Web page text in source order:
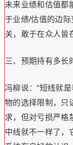
未来业绩和估值都
于业绩/估值的边
关，敢于在众人皆
三、预期持有多长
冯柳说：“短线就
物的选择限制，只
求，但对亏损严格
中线就不一样了，